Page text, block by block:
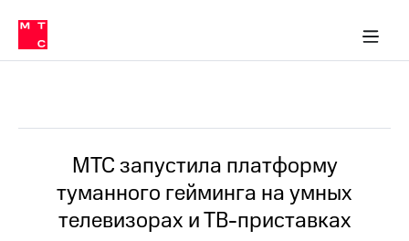
Медиа-центр
и акционерам
Устойчивое развитие
Комплаенс и деловая этика
компании
Карьера
История
компании
Правовая
в МТС
Пресс-
релизы
МТС
о технологиях
МТС запустила платформу
туманного гейминга на умных
телевизорах и ТВ-приставках